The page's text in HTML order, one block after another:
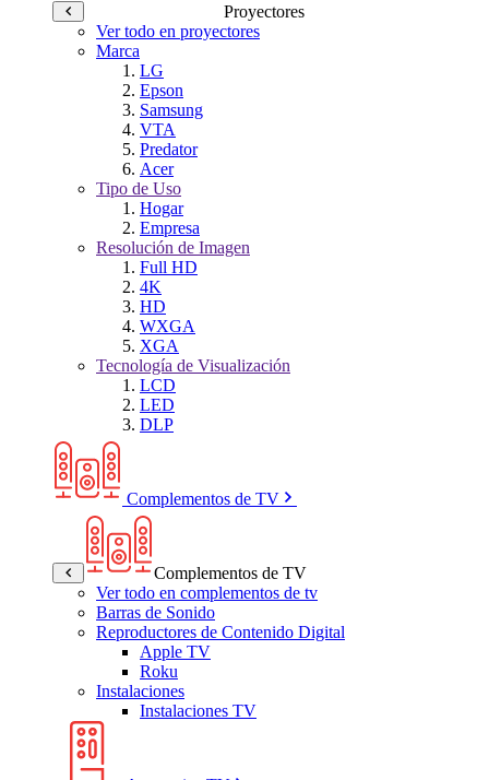
Proyectores
Ver todo en proyectores
Marca
LG
Epson
Samsung
VTA
Predator
Acer
Tipo de Uso
Hogar
Empresa
Resolución de Imagen
Full HD
4K
HD
WXGA
XGA
Tecnología de Visualización
LCD
LED
DLP
Complementos de TV
Complementos de TV
Ver todo en complementos de tv
Barras de Sonido
Reproductores de Contenido Digital
Apple TV
Roku
Instalaciones
Instalaciones TV